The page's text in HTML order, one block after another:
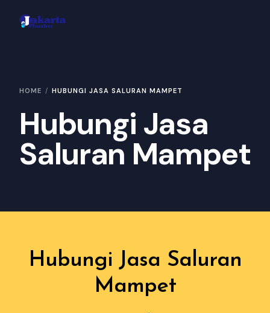
HOME HUBUNGI JASA SALURAN MAMPET
Hubungi Jasa
Saluran Mampet
Hubungi Jasa Saluran
Mampet
Hubungi Kami
Konsultasi
Galeri